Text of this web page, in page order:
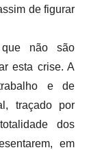
de figurar
que não são
esta crise. A
e de
traçado por
dos
em